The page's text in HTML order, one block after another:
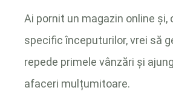
Ai pornit un magazin online și,
specific începuturilor, vrei să
repede primele vânzări și
afaceri mulțumitoare.